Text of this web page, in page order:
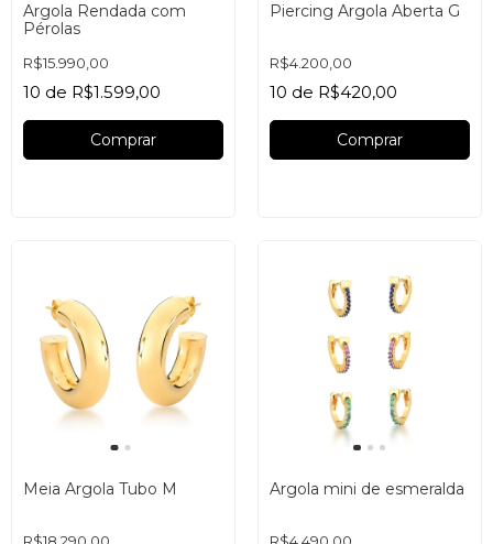
Argola Rendada com
Pérolas
R$15.990,00
10 de R$1.599,00
Comprar
Piercing Argola Aberta G
R$4.200,00
10 de R$420,00
Comprar
Meia Argola Tubo M Argola mini de esmeralda